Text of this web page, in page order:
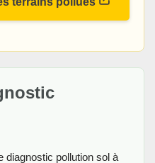
diagnostic pollution sol à